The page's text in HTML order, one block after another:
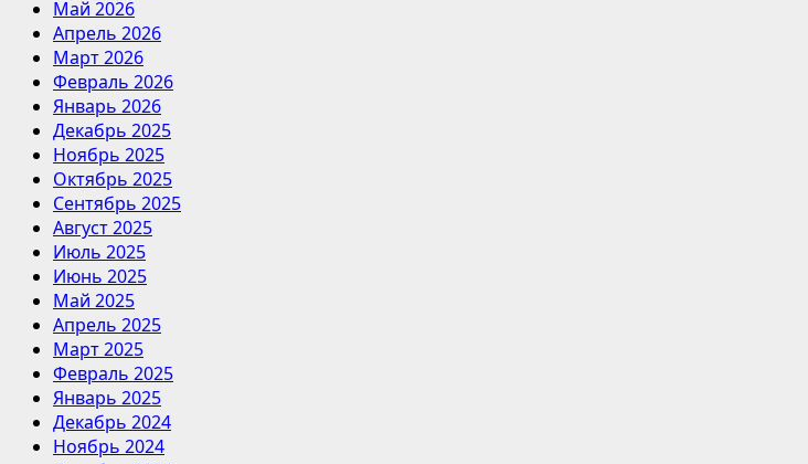
Май 2026
Апрель 2026
Март 2026
Февраль 2026
Январь 2026
Декабрь 2025
Ноябрь 2025
Октябрь 2025
Сентябрь 2025
Август 2025
Июль 2025
Июнь 2025
Май 2025
Апрель 2025
Март 2025
Февраль 2025
Январь 2025
Декабрь 2024
Ноябрь 2024